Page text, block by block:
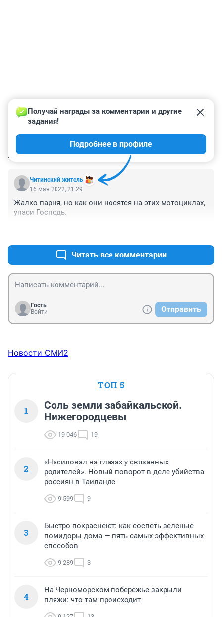
КОММЕНТАРИИ 1
Читинский житель
Получай награды за комментарии и другие
задания!
Подробнее в профиле
16 мая 2022, 21:29
Жалко парня, но как они носятся на этих мотоциклах,
упаси Господь.
Читать все комментарии
Гость
Войти
Отправить
Новости СМИ2
ТОП 5
1
Соль земли забайкальской.
Нижегородцевы
19 046 19
2
«Насиловал на глазах у связанных
родителей». Новый поворот в деле убийства
россиян в Таиланде
9 599 9
3
Быстро покраснеют: как соспеть зеленые
помидоры дома — пять самых эффективных
способов
9 289 3
4
На Черноморском побережье закрыли
пляжи: что там происходит